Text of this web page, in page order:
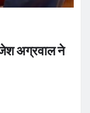
अग्रवाल ने